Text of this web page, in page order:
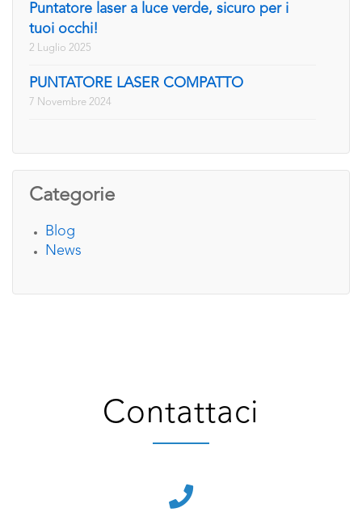
Puntatore laser a luce verde, sicuro per i
tuoi occhi!
2 Luglio 2025
PUNTATORE LASER COMPATTO
7 Novembre 2024
Categorie
Blog
News
Contattaci